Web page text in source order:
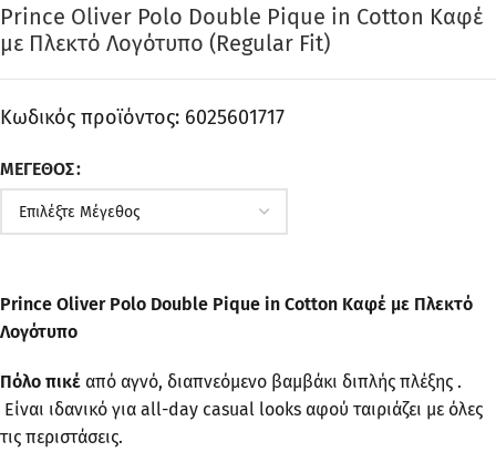
Prince Oliver Polo Double Pique in Cotton Καφέ
με Πλεκτό Λογότυπο (Regular Fit)
Κωδικός προϊόντος: 6025601717
ΜΈΓΕΘΟΣ
Prince Oliver Polo Double Pique in Cotton Καφέ με Πλεκτό
Λογότυπο
Πόλο πικέ από αγνό, διαπνεόμενο βαμβάκι διπλής πλέξης .
Είναι ιδανικό για all-day casual looks αφού ταιριάζει με όλες
τις περιστάσεις.